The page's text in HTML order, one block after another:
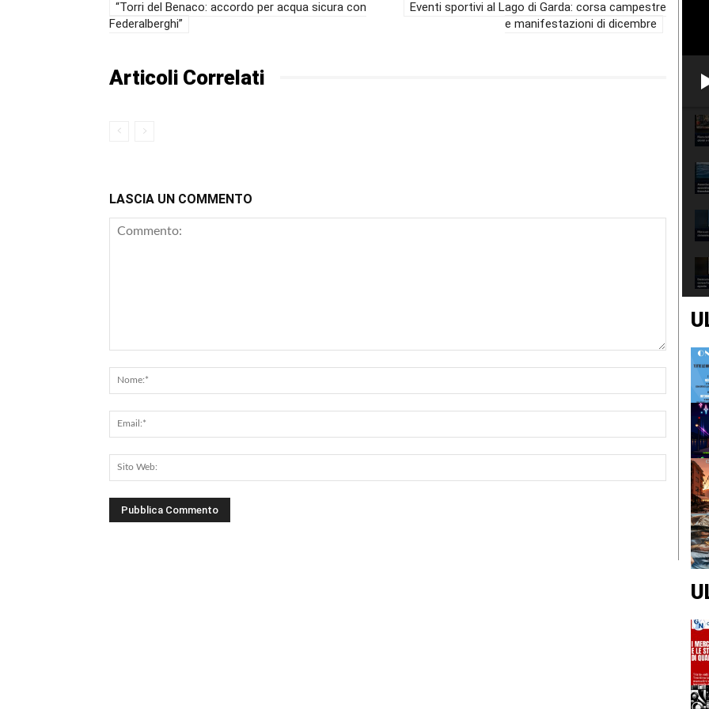
“Torri del Benaco: accordo per acqua sicura con
Federalberghi”
Eventi sportivi al Lago di Garda: corsa campestre
e manifestazioni di dicembre
Articoli Correlati
LASCIA UN COMMENTO
Email:*
Web: